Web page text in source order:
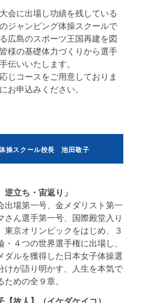
会に出場し功績を残している
ジャンピング体操スクールで
広島のスポーツ王国再建を図
様の基礎体力づくりから選手
伝いいたします。
じコースをご用意しておりま
お申込みください。
操スクール校長 池田敬子
逆立ち・宙返り」
出場第一号、金メダリスト第一
さん選手第一号、国際殿堂入り
東京オリンピックをはじめ、３
・４つの世界選手権に出場し、
ダルを獲得した日本女子体操選
けが語り明かす、人生を本気で
ための全９章。